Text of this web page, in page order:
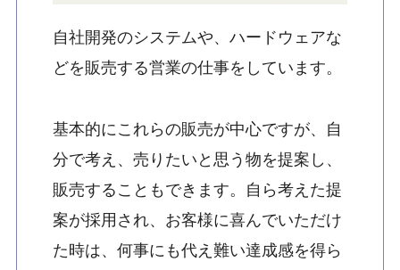
自社開発のシステムや、ハードウェアな
どを販売する営業の仕事をしています。
基本的にこれらの販売が中心ですが、自
分で考え、売りたいと思う物を提案し、
販売することもできます。自ら考えた提
案が採用され、お客様に喜んでいただけ
た時は、何事にも代え難い達成感を得ら